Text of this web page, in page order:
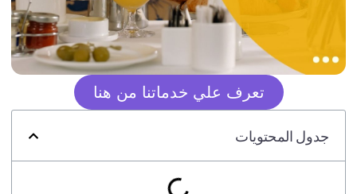
تعرف علي خدماتنا من هنا
جدول المحتويات